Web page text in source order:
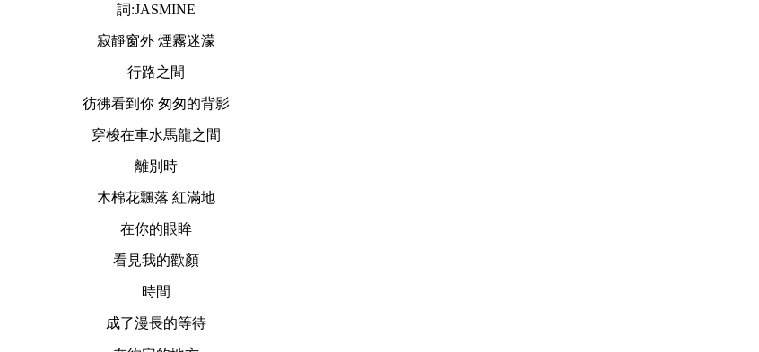
詞:JASMINE
寂靜窗外 煙霧迷濛
行路之間
彷彿看到你 匆匆的背影
穿梭在車水馬龍之間
離別時
木棉花飄落 紅滿地
在你的眼眸
看見我的歡顏
時間
成了漫長的等待